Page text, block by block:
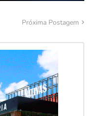
Próxima Postagem